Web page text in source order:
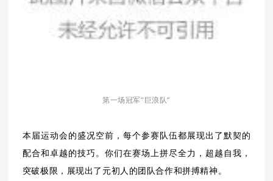
第一场冠军“巨浪队”
本届运动会的盛况空前，每个参赛队伍都展现出了默契的
配合和卓越的技巧。你们在赛场上拼尽全力，超越自我，
突破极限，展现出了元初人的团队合作和拼搏精神。